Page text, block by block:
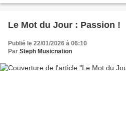
Le Mot du Jour : Passion !
Publié le 22/01/2026 à 06:10
Par Steph Musicnation